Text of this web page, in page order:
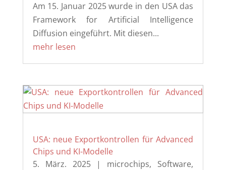
Am 15. Januar 2025 wurde in den USA das
Framework for Artificial Intelligence
Diffusion eingeführt. Mit diesen...
mehr lesen
USA: neue Exportkontrollen für Advanced
Chips und KI-Modelle
5. März. 2025| microchips, Software,